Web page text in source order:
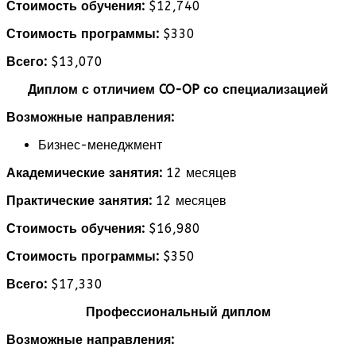
Стоимость обучения: $12,740
Стоимость программы: $330
Всего: $13,070
Диплом с отличием CO-OP со специализацией
Возможные направления:
Бизнес-менеджмент
Академические занятия: 12 месяцев
Практические занятия: 12 месяцев
Стоимость обучения: $16,980
Стоимость программы: $350
Всего: $17,330
Профессиональный диплом
Возможные направления: